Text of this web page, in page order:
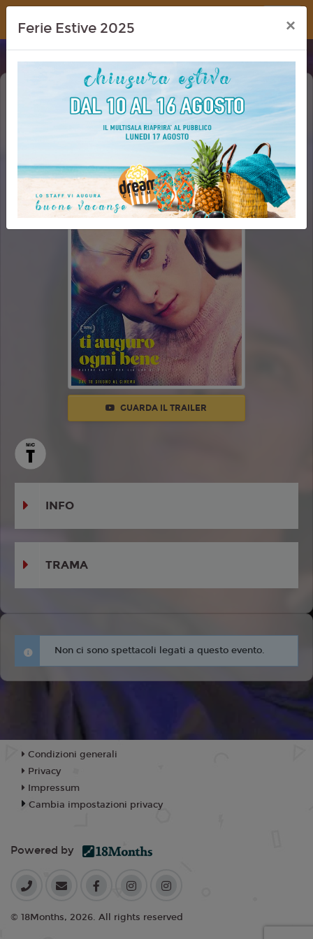
Dream Cinema
TI AUGURO OGNI BENE (I WISH YOU
ALL THE BEST)
PRIMA VISIONE
GUARDA IL TRAILER
INFO
TRAMA
Non ci sono spettacoli legati a questo evento.
Ferie Estive 2025 ×
Condizioni generali
Privacy
Impressum
Cambia impostazioni privacy
Powered by
© 18Months, 2026. All rights reserved